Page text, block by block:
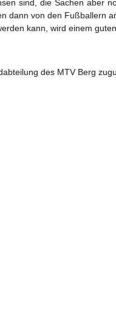
sind, die Sachen aber
dann von den Fußballern
kann, wird einem
des MTV Berg